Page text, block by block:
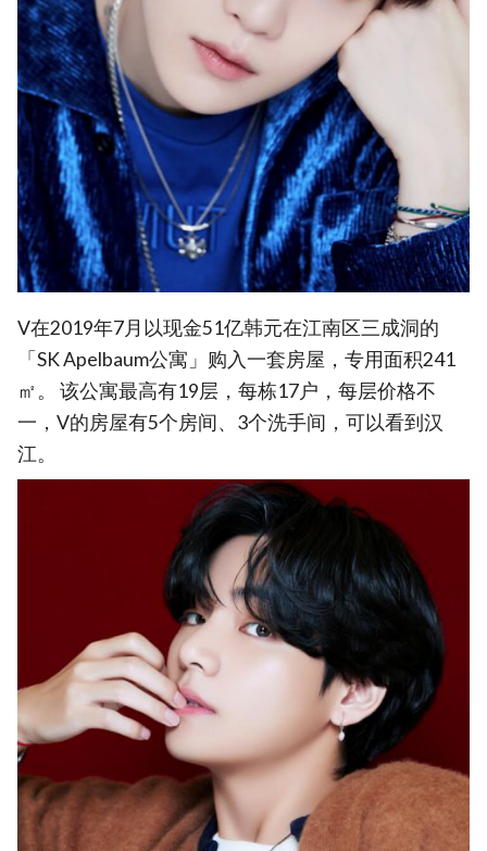
V在2019年7月以现金51亿韩元在江南区三成洞的
「SK Apelbaum公寓」购入一套房屋，专用面积241
㎡。 该公寓最高有19层，每栋17户，每层价格不
一，V的房屋有5个房间、3个洗手间，可以看到汉
江。